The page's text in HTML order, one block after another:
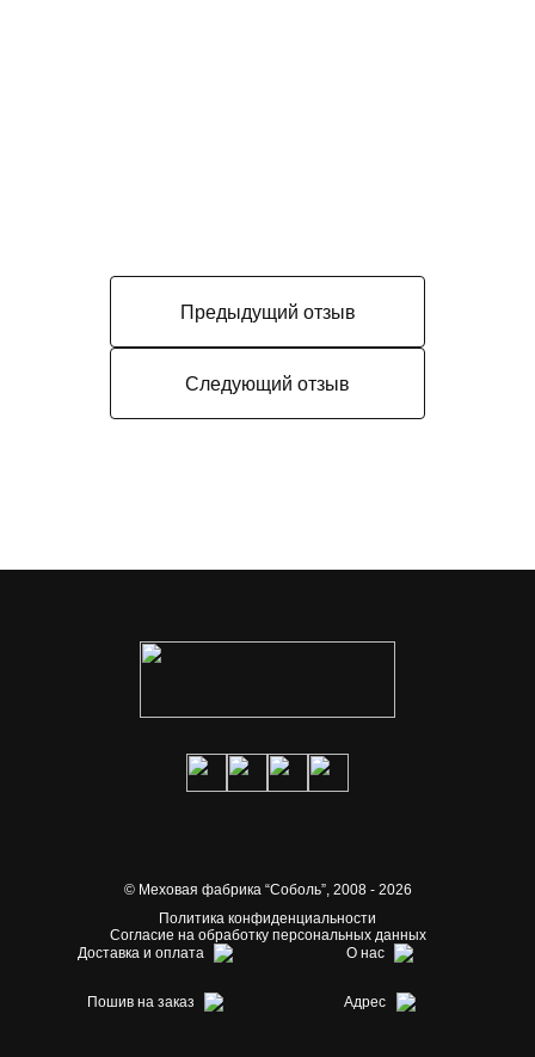
Предыдущий отзыв
Следующий отзыв
© Меховая фабрика “Соболь”,2008 - 2026
Политика конфиденциальности
Согласие на обработку персональных данных
Доставка и оплата
О нас
Пошив на заказ Адрес